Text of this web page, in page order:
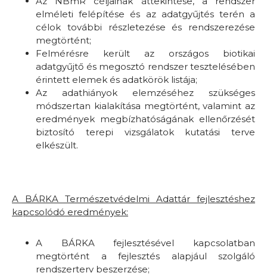
elméleti felépítése és az adatgyűjtés terén a
célok további részletezése és rendszerezése
megtörtént;
Felmérésre került az országos biotikai
adatgyűjtő és megosztó rendszer tesztelésében
érintett elemek és adatkörök listája;
Az adathiányok elemzéséhez szükséges
módszertan kialakítása megtörtént, valamint az
eredmények megbízhatóságának ellenőrzését
biztosító terepi vizsgálatok kutatási terve
elkészült.
A BÁRKA Természetvédelmi Adattár fejlesztéshez
kapcsolódó eredmények:
A BÁRKA fejlesztésével kapcsolatban
megtörtént a fejlesztés alapjául szolgáló
rendszerterv beszerzése;